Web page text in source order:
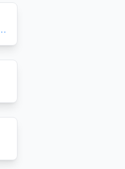
omega.vercel.app/